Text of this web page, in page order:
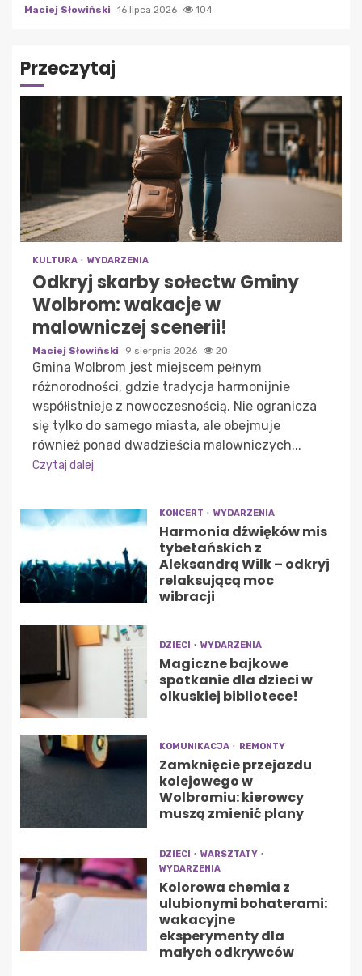
Maciej Słowiński 16 lipca 2026 104
Przeczytaj
KULTURA WYDARZENIA
Odkryj skarby sołectw Gminy
Wolbrom: wakacje w
malowniczej scenerii!
Maciej Słowiński 9 sierpnia 2026 20
Gmina Wolbrom jest miejscem pełnym
różnorodności, gdzie tradycja harmonijnie
współistnieje z nowoczesnością. Nie ogranicza
się tylko do samego miasta, ale obejmuje
również ponad dwadzieścia malowniczych...
Czytaj dalej
KONCERT WYDARZENIA
Harmonia dźwięków mis
tybetańskich z
Aleksandrą Wilk – odkryj
relaksującą moc
wibracji
DZIECI WYDARZENIA
Magiczne bajkowe
spotkanie dla dzieci w
olkuskiej bibliotece!
KOMUNIKACJA REMONTY
Zamknięcie przejazdu
kolejowego w
Wolbromiu: kierowcy
muszą zmienić plany
DZIECI
WARSZTATY
WYDARZENIA
Kolorowa chemia z
ulubionymi bohaterami:
wakacyjne
eksperymenty dla
małych odkrywców